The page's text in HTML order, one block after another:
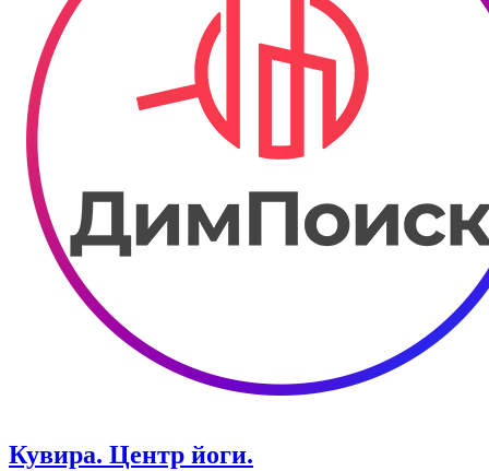
Кувира. Центр йоги.